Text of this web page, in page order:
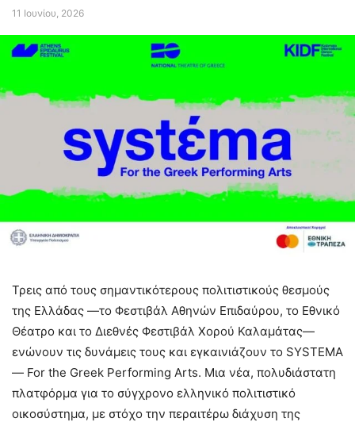
11 Ιουνίου, 2026
Τρεις από τους σημαντικότερους πολιτιστικούς θεσμούς
της Ελλάδας —το Φεστιβάλ Αθηνών Επιδαύρου, το Εθνικό
Θέατρο και το Διεθνές Φεστιβάλ Χορού Καλαμάτας—
ενώνουν τις δυνάμεις τους και εγκαινιάζουν το SYSTEMA
— For the Greek Performing Arts. Μια νέα, πολυδιάστατη
πλατφόρμα για το σύγχρονο ελληνικό πολιτιστικό
οικοσύστημα, με στόχο την περαιτέρω διάχυση της